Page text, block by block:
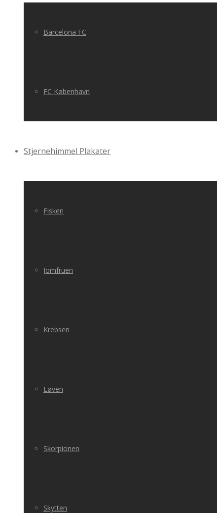
Barcelona FC
FC København
Stjernehimmel Plakater
Fisken
Jomfruen
Krebsen
Løven
Skorpionen
Skytten